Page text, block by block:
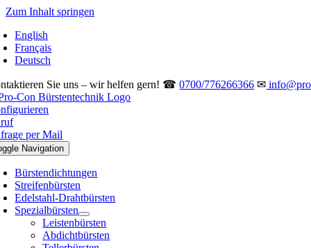
Zum Inhalt springen
English
Français
Deutsch
Sie uns – wir helfen gern! ☎0700/776266366 ✉
per Mail
Navigation
Bürstendichtungen
Streifenbürsten
Edelstahl-Drahtbürsten
Spezialbürsten
Leistenbürsten
Abdichtbürsten